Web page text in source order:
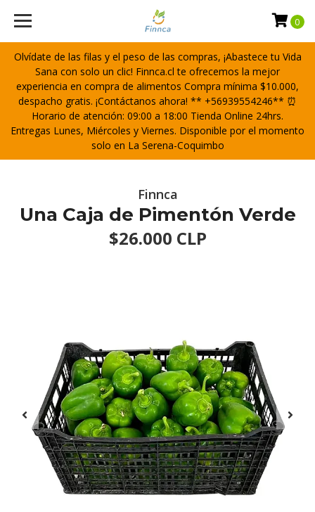
Olvídate de las filas y el peso de las compras, ¡Abastece tu Vida
Sana con solo un clic! Finnca.cl te ofrecemos la mejor
experiencia en compra de alimentos Compra mínima $10.000,
despacho gratis. ¡Contáctanos ahora! ** +56939554246** ⏰
Horario de atención: 09:00 a 18:00 Tienda Online 24hrs.
Entregas Lunes, Miércoles y Viernes. Disponible por el momento
solo en La Serena-Coquimbo
0
Finnca
Una Caja de Pimentón Verde
$26.000 CLP